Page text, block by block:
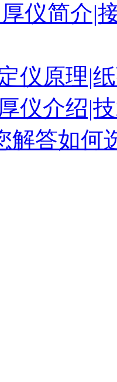
仪简介|
仪原理|
仪介绍|
解答如何